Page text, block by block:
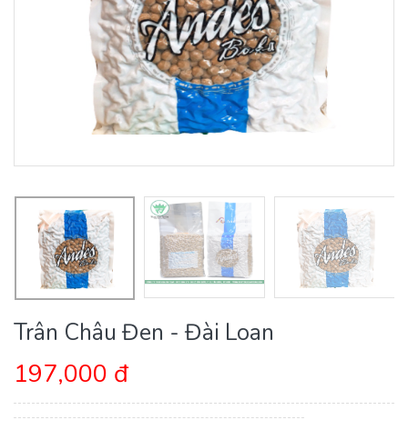
Trân Châu Đen - Đài Loan
197,000 đ